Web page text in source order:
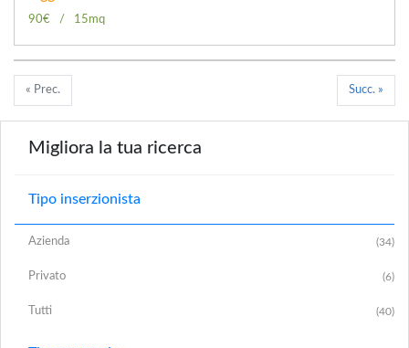
90€ 15mq
« Prec. Succ. »
Migliora la tua ricerca
Tipo inserzionista
Azienda (34)
Privato (6)
Tutti (40)